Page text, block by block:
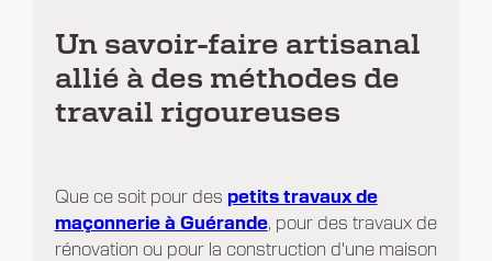
Un savoir-faire artisanal
allié à des méthodes de
travail rigoureuses
Que ce soit pour des petits travaux de
maçonnerie à Guérande, pour des travaux de
rénovation ou pour la construction d'une maison